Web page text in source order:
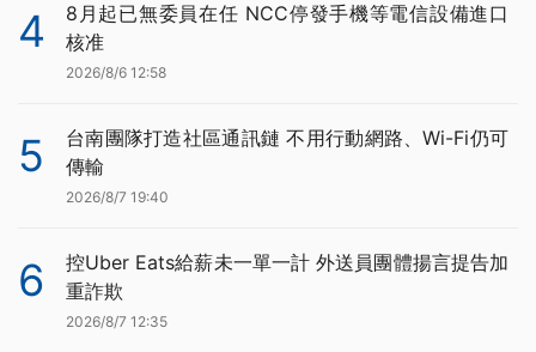
4
8月起已無委員在任 NCC停發手機等電信設備進口
核准
2026/8/6 12:58
5
台南團隊打造社區通訊鏈 不用行動網路、Wi-Fi仍可
傳輸
2026/8/7 19:40
6
控Uber Eats給薪未一單一計 外送員團體揚言提告加
重詐欺
2026/8/7 12:35